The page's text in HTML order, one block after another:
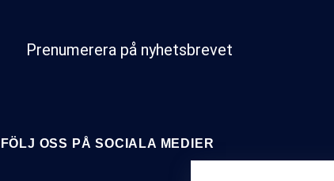
Prenumerera på nyhetsbrevet
FÖLJ OSS PÅ SOCIALA MEDIER